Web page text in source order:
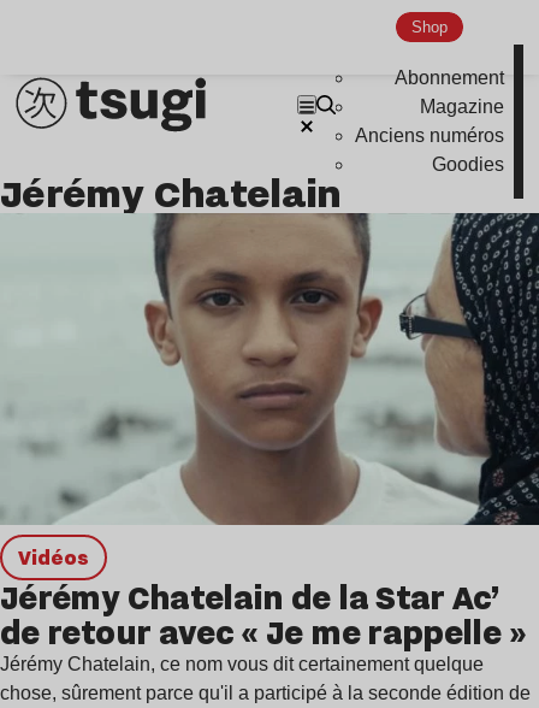
Shop
Abonnement
Magazine
Anciens numéros
Goodies
Jérémy Chatelain
Vidéos
Jérémy Chatelain de la Star Ac’
de retour avec « Je me rappelle »
Jérémy Chatelain, ce nom vous dit certainement quelque
chose, sûrement parce qu'il a participé à la seconde édition de